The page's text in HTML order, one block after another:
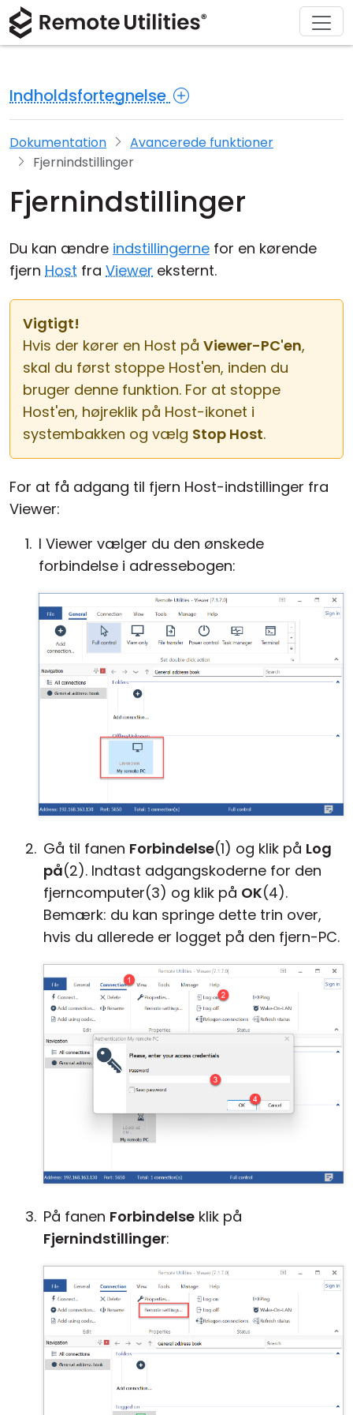
Indholdsfortegnelse
Dokumentation
Avancerede funktioner
Fjernindstillinger
Fjernindstillinger
Du kan ændre indstillingerne for en kørende
fjern Host fra Viewer eksternt.
Vigtigt!
Hvis der kører en Host på Viewer-PC'en,
skal du først stoppe Host'en, inden du
bruger denne funktion. For at stoppe
Host'en, højreklik på Host-ikonet i
systembakken og vælg Stop Host.
For at få adgang til fjern Host-indstillinger fra
Viewer:
I Viewer vælger du den ønskede
forbindelse i adressebogen:
Gå til fanen Forbindelse(1) og klik på Log
på(2). Indtast adgangskoderne for den
fjerncomputer(3) og klik på OK(4).
Bemærk: du kan springe dette trin over,
hvis du allerede er logget på den fjern-PC.
På fanen Forbindelse klik på
Fjernindstillinger:
Produkt
Sikkerhed
Skærmbilleder
Forbindelsesmodes
Uden tilsyn
Active Directory Support
MSI Konfiguration
Cloud og Lokalt
Løsninger
Produktion og Detailhandel
Sundhedspleje
Informationsteknologi
Download
macOS
Linux
Køb
Licensassistent
Opgrader din licens
Support
Dokumentation
Vidensbase
Om
Presseværelse
Skriv en anmeldelse